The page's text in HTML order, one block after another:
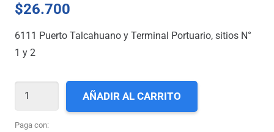
$26.700
6111 Puerto Talcahuano y Terminal Portuario, sitios N°
1 y 2
CARTA
N°
AÑADIR AL CARRITO
Paga con: